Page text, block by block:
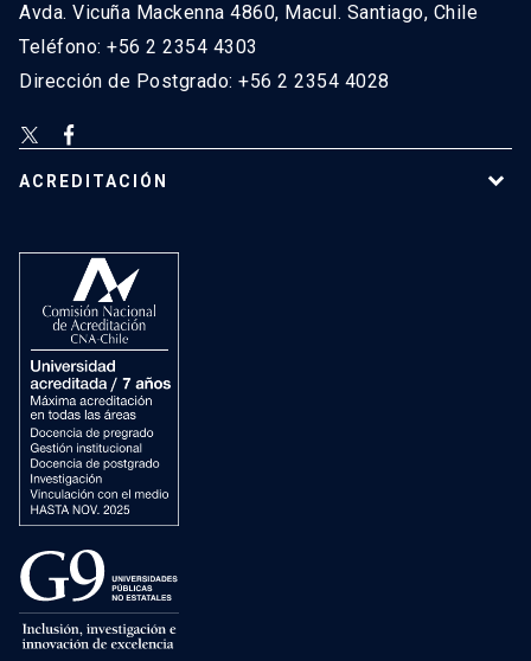
Avda. Vicuña Mackenna 4860, Macul. Santiago, Chile
Teléfono: +56 2 2354 4303
Dirección de Postgrado: +56 2 2354 4028
ACREDITACIÓN